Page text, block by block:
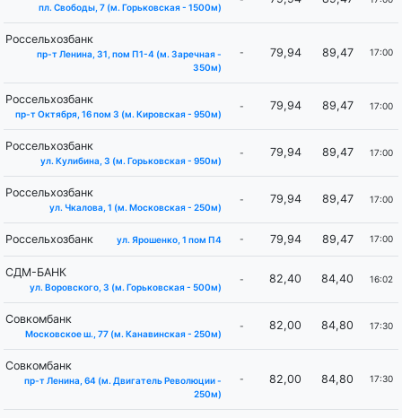
пл. Свободы, 7 (м. ​Горьковская​ - 1500м)
Россельхозбанк
пр-т Ленина, 31, пом П1-4 (м. ​Заречная​ -
350м)
- 79,94 89,47 17:00
Россельхозбанк
пр-т Октября, 16 пом 3 (м. Кировская - 950м)
- 79,94 89,47 17:00
Россельхозбанк
ул. Кулибина, 3 (м. Горьковская - 950м)
- 79,94 89,47 17:00
Россельхозбанк
ул. Чкалова, 1 (м. ​Московская - ​250м)
- 79,94 89,47 17:00
Россельхозбанк ул. Ярошенко, 1 пом П4 - 79,94 89,47 17:00
СДМ-БАНК
ул. Воровского, 3 (м. Горьковская - 500м)
- 82,40 84,40 16:02
Совкомбанк
Московское ш., 77 (м. ​Канавинская - 250м)
- 82,00 84,80 17:30
Совкомбанк
пр-т Ленина, 64 (м. Двигатель Революции -
250м)
- 82,00 84,80 17:30